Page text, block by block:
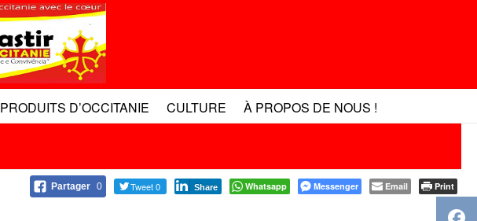
PRODUITS D’OCCITANIE CULTURE À PROPOS DE NOUS !
Partager 0 Tweet 0 Share Whatsapp Messenger Email Print